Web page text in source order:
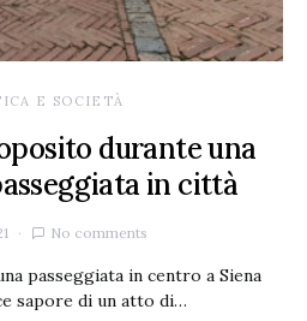
E SOCIETÀ
durante una
in città
No comments
passeggiata in centro a Siena
sapore di un atto di…